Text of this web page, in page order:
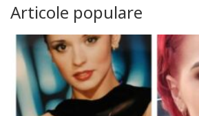
Articole populare